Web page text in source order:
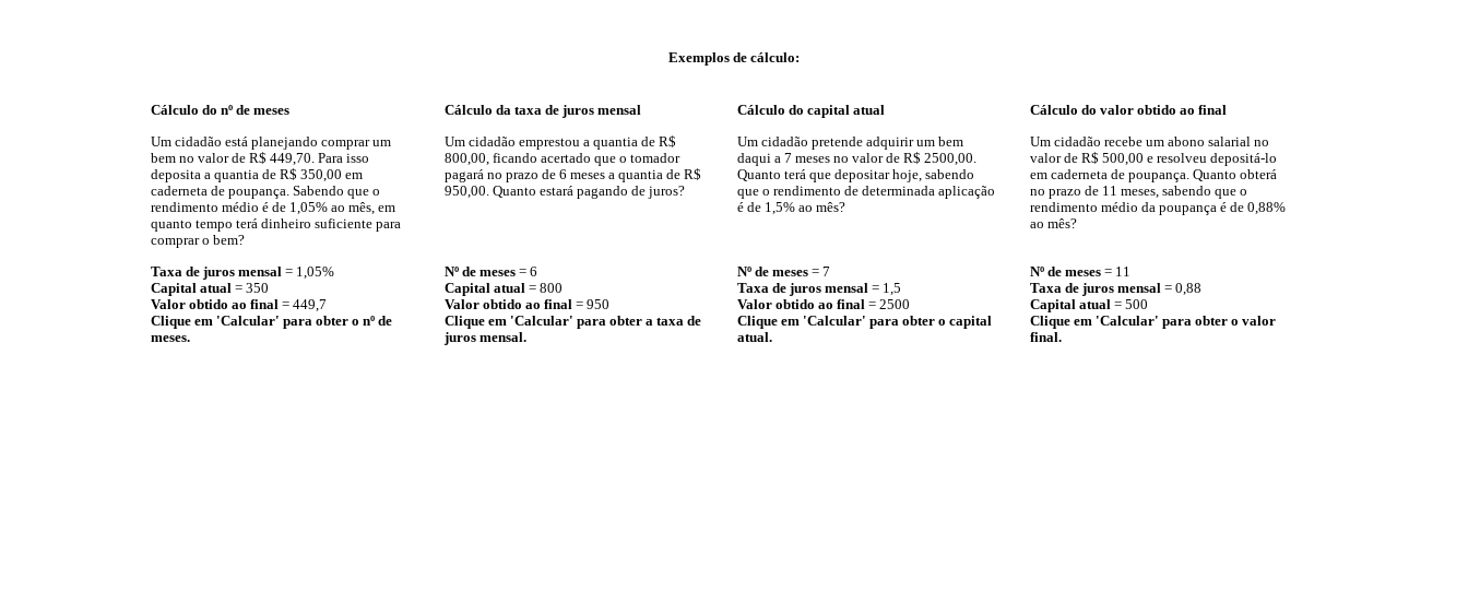
Exemplos de cálculo:
Cálculo do nº de meses Cálculo da taxa de juros mensal Cálculo do capital atual Cálculo do valor obtido ao final
Um cidadão está planejando comprar um
bem no valor de R$ 449,70. Para isso
deposita a quantia de R$ 350,00 em
caderneta de poupança. Sabendo que o
rendimento médio é de 1,05% ao mês, em
quanto tempo terá dinheiro suficiente para
comprar o bem?
Um cidadão emprestou a quantia de R$
800,00, ficando acertado que o tomador
pagará no prazo de 6 meses a quantia de R$
950,00. Quanto estará pagando de juros?
Um cidadão pretende adquirir um bem
daqui a 7 meses no valor de R$ 2500,00.
Quanto terá que depositar hoje, sabendo
que o rendimento de determinada aplicação
é de 1,5% ao mês?
Um cidadão recebe um abono salarial no
valor de R$ 500,00 e resolveu depositá-lo
em caderneta de poupança. Quanto obterá
no prazo de 11 meses, sabendo que o
rendimento médio da poupança é de 0,88%
ao mês?
Taxa de juros mensal= 1,05%
Capital atual= 350
Valor obtido ao final= 449,7
Clique em 'Calcular' para obter o nº de
meses.
Nº de meses= 6
Capital atual= 800
Valor obtido ao final= 950
Clique em 'Calcular' para obter a taxa de
juros mensal.
Nº de meses= 7
Taxa de juros mensal= 1,5
Valor obtido ao final= 2500
Clique em 'Calcular' para obter o capital
atual.
Nº de meses= 11
Taxa de juros mensal= 0,88
Capital atual= 500
Clique em 'Calcular' para obter o valor
final.